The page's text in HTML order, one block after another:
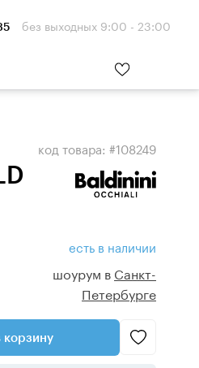
без выходных 9:00 - 23:00
код товара: #108249
есть в наличии
шоурум в Санкт-
Петербурге
корзину